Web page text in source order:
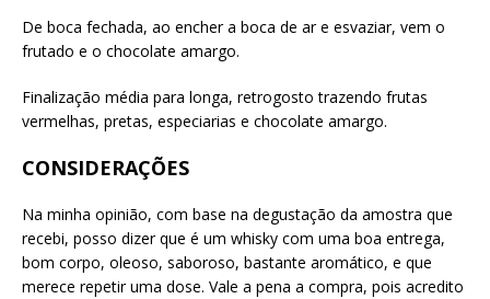
De boca fechada, ao encher a boca de ar e esvaziar, vem o
frutado e o chocolate amargo.
Finalização média para longa, retrogosto trazendo frutas
vermelhas, pretas, especiarias e chocolate amargo.
CONSIDERAÇÕES
Na minha opinião, com base na degustação da amostra que
recebi, posso dizer que é um whisky com uma boa entrega,
bom corpo, oleoso, saboroso, bastante aromático, e que
merece repetir uma dose. Vale a pena a compra, pois acredito